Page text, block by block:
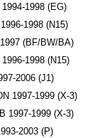
1998 (EG)
1998 (N15)
(BF/BW/BA)
1998 (N15)
2006 (J1)
1997-1999 (X-3)
1997-1999 (X-3)
2003 (P)